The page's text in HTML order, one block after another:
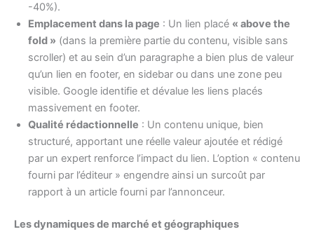
-40%).
Emplacement dans la page : Un lien placé « above the
fold » (dans la première partie du contenu, visible sans
scroller) et au sein d’un paragraphe a bien plus de valeur
qu’un lien en footer, en sidebar ou dans une zone peu
visible. Google identifie et dévalue les liens placés
massivement en footer.
Qualité rédactionnelle : Un contenu unique, bien
structuré, apportant une réelle valeur ajoutée et rédigé
par un expert renforce l’impact du lien. L’option « contenu
fourni par l’éditeur » engendre ainsi un surcoût par
rapport à un article fourni par l’annonceur.
Les dynamiques de marché et géographiques